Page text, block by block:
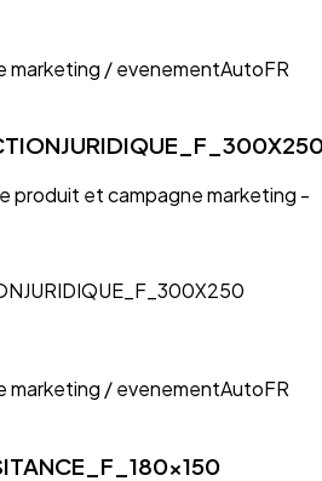
marketing / evenementAutoFR
produit et campagne marketing -
marketing / evenementAutoFR